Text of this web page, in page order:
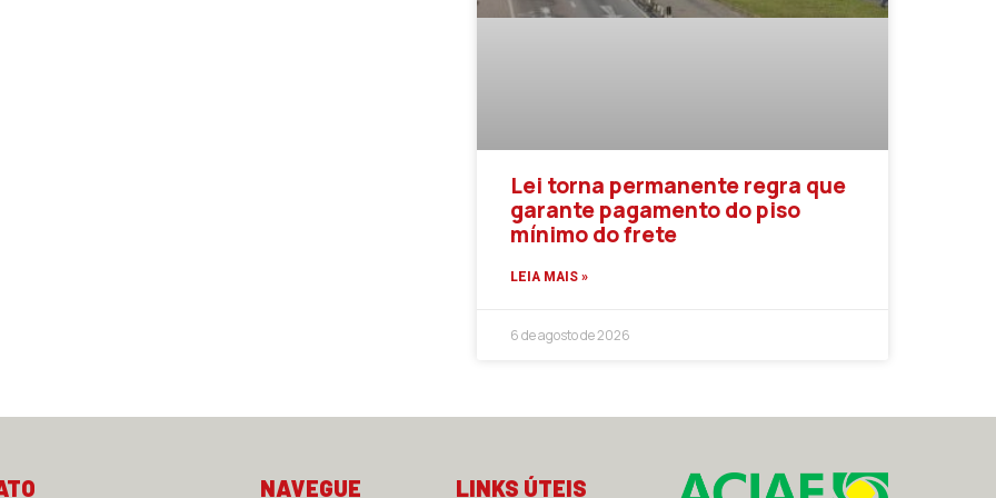
Lei torna permanente regra que
garante pagamento do piso
mínimo do frete
LEIA MAIS »
6 de agosto de 2026
NAVEGUE LINKS ÚTEIS